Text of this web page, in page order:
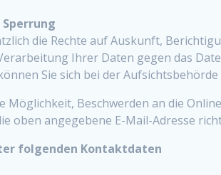
die Rechte auf Auskunft,
Ihrer Daten gegen das
Sie sich bei der
Möglichkeit, Beschwerden an die
oben angegebene E-Mail-Adresse
folgenden Kontaktdaten